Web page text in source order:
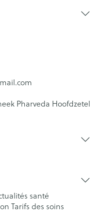
Pharveda Hoofdzetel
santé
Tarifs des soins